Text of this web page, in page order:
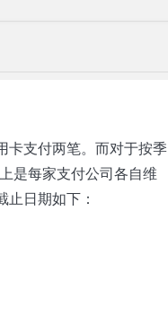
卡支付两笔。而对于按季
是每家支付公司各自维
日期如下：